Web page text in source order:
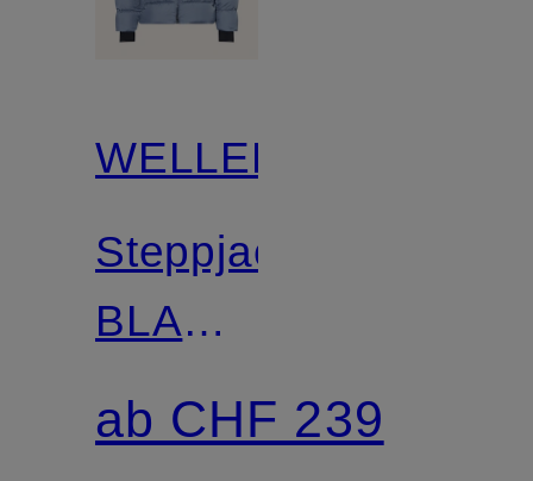
WELLENSTEYN
Steppjacke
BLACKBIRD
mit
DUPONT™
ab CHF 239